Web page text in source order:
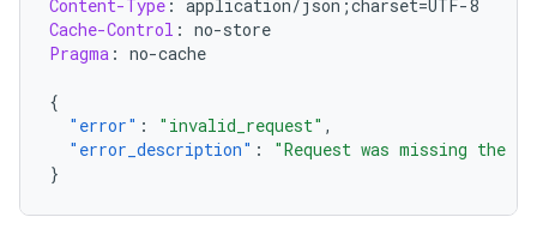
Content-Type : application/json;charset=UTF-8
Cache-Control : no-store
Pragma : no-cache
{
"error" : "invalid_request" ,
"error_description" :
"Request was missing the
}